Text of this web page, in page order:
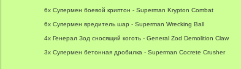
6x Супермен боевой криптон - Superman Krypton Combat
6x Супермен вредитель шар - Superman Wrecking Ball
4x Генерал Зод сносящий коготь - General Zod Demolition Claw
3x Супермен бетонная дробилка - Superman Cocrete Crusher